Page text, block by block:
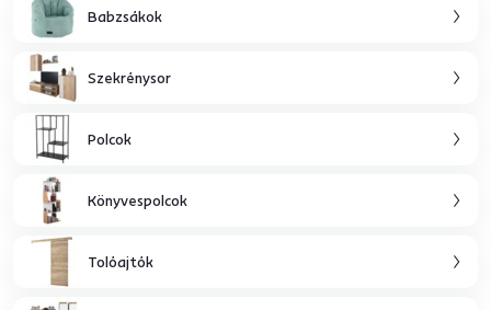
Babzsákok
Szekrénysor
Polcok
Könyvespolcok
Tolóajtók